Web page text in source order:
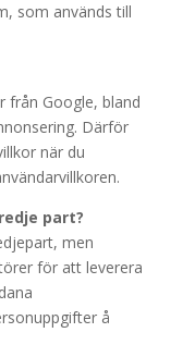
som används till
från Google, bland
Därför
när du
part?
men
för att leverera
å